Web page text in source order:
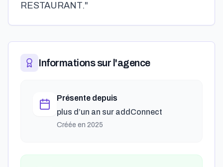
RESTAURANT."
Informations sur l'agence
Présente depuis
plus d’un an sur addConnect
Créée en 2025